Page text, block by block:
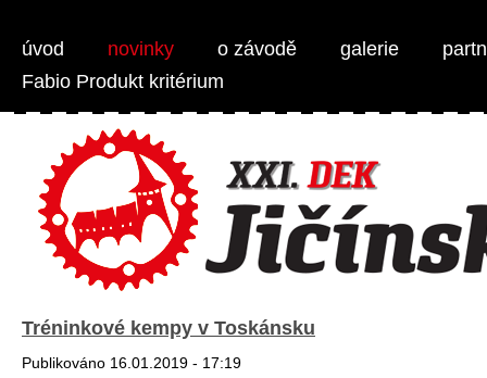
úvod novinky o závodě galerie
Fabio Produkt kritérium
Tréninkové kempy v Toskánsku
Publikováno 16.01.2019 - 17:19